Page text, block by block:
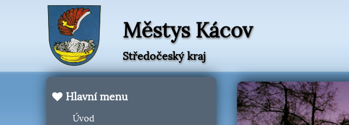
Městys Kácov
Středočeský kraj
Hlavní menu
Úvod